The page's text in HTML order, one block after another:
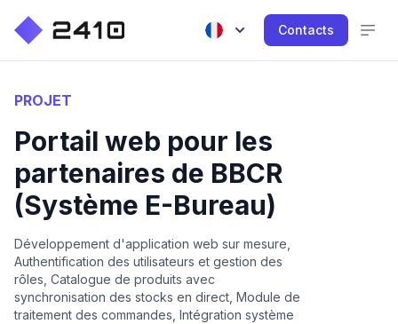
Contacts
PROJET
Portail web pour les
partenaires de BBCR
(Système E-Bureau)
Développement d'application web sur mesure,
Authentification des utilisateurs et gestion des
rôles, Catalogue de produits avec
synchronisation des stocks en direct, Module de
traitement des commandes, Intégration système